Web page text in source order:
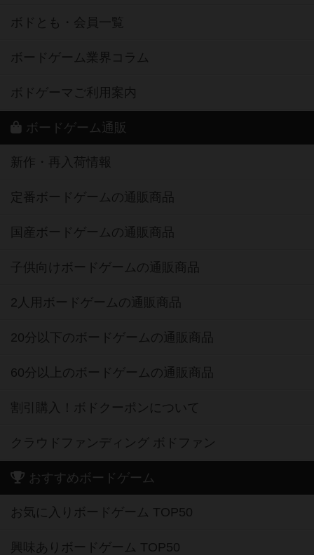
ボドとも・会員一覧
ボードゲーム業界コラム
ボドゲーマご利用案内
ボードゲーム通販
新作・再入荷情報
定番ボードゲームの通販商品
国産ボードゲームの通販商品
子供向けボードゲームの通販商品
2人用ボードゲームの通販商品
20分以下のボードゲームの通販商品
60分以上のボードゲームの通販商品
割引購入！ボドクーポンについて
クラウドファンディング ボドファン
おすすめボードゲーム
お気に入りボードゲーム TOP50
興味ありボードゲーム TOP50